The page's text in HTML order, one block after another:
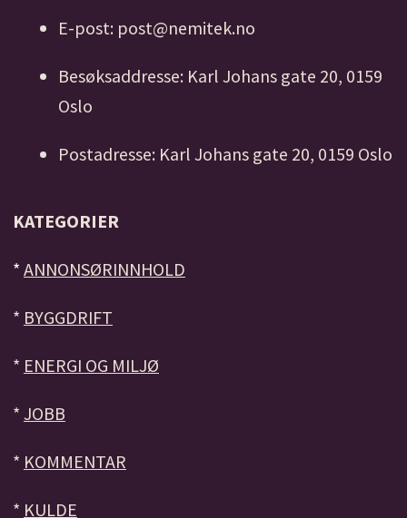
E-post: post@nemitek.no
Besøksaddresse: Karl Johans gate 20, 0159
Oslo
Postadresse: Karl Johans gate 20, 0159 Oslo
KATEGORIER
* ANNONSØRINNHOLD
* BYGGDRIFT
* ENERGI OG MILJØ
* JOBB
* KOMMENTAR
* KULDE